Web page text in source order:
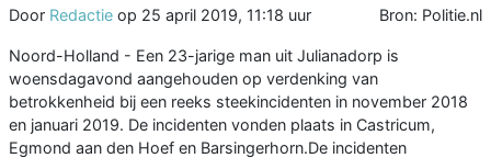
Door Redactie op 25 april 2019, 11:18 uur Bron: Politie.nl
Noord-Holland - Een 23-jarige man uit Julianadorp is
woensdagavond aangehouden op verdenking van
betrokkenheid bij een reeks steekincidenten in november 2018
en januari 2019. De incidenten vonden plaats in Castricum,
Egmond aan den Hoef en Barsingerhorn.De incidenten